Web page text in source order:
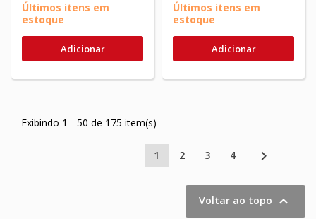
Últimos itens em
estoque
Adicionar
Últimos itens em
estoque
Adicionar
Exibindo 1 - 50 de 175 item(s)
1 2 3 4 
Voltar ao topo 